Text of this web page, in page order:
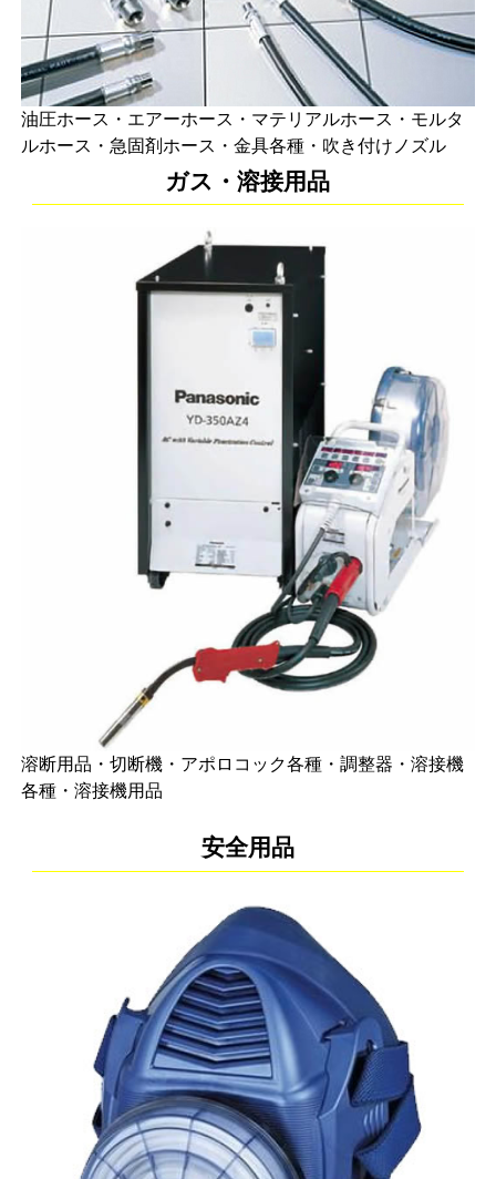
油圧ホース・エアーホース・マテリアルホース・モルタ
ルホース・急固剤ホース・金具各種・吹き付けノズル
ガス・溶接用品
溶断用品・切断機・アポロコック各種・調整器・溶接機
各種・溶接機用品
安全用品